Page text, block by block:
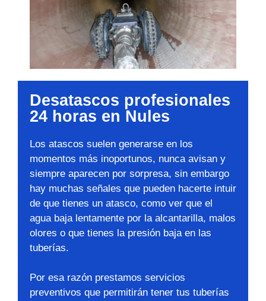
Desatascos profesionales
24 horas en Nules
Los atascos suelen generarse en los
momentos más inoportunos, nunca avisan y
siempre aparecen por sorpresa, sin embargo
hay muchas señales que pueden hacerte intuir
de que tienes un atasco, como ver que el
agua baja lentamente por la alcantarilla, malos
olores o que tienes la presión baja en las
tuberías.
Por esa razón prestamos servicios
preventivos que permitirán tener tus tuberías